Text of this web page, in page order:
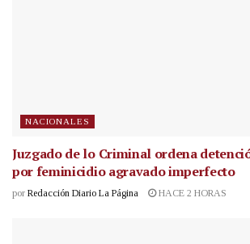
NACIONALES
Juzgado de lo Criminal ordena
por feminicidio agravado imperfecto
por Redacción Diario La Página HACE 2 HORAS